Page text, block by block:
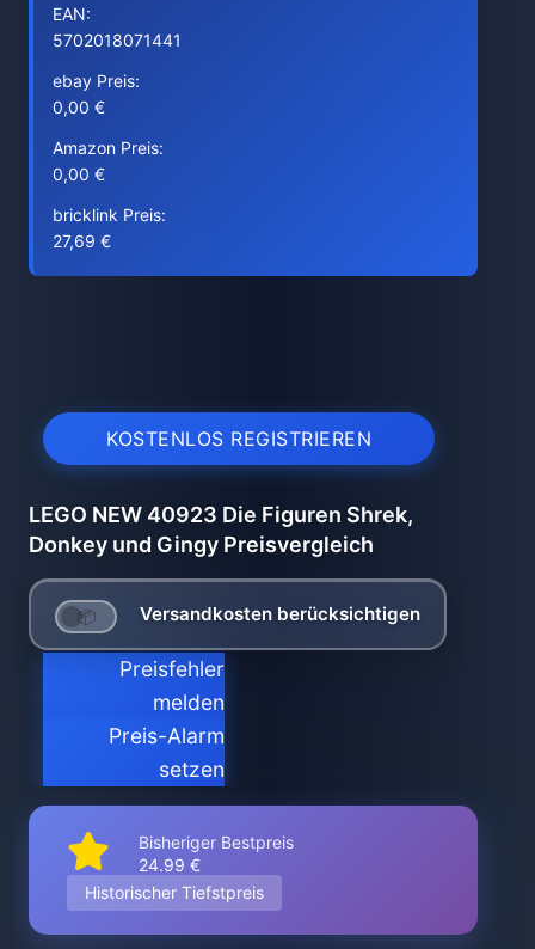
EAN:
5702018071441
ebay Preis:
0,00 €
Amazon Preis:
0,00 €
bricklink Preis:
27,69 €
KOSTENLOS REGISTRIEREN
LEGO NEW 40923 Die Figuren Shrek,
Donkey und Gingy Preisvergleich
Versandkosten berücksichtigen
Preisfehler
melden
Preis-Alarm
setzen
Bisheriger Bestpreis
24.99 €
Historischer Tiefstpreis